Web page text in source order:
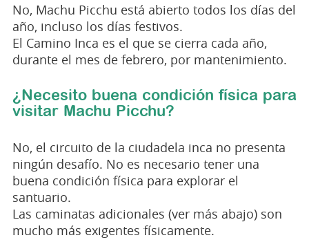
No, Machu Picchu está abierto todos los días del
año, incluso los días festivos.
El Camino Inca es el que se cierra cada año,
durante el mes de febrero, por mantenimiento.
¿Necesito buena condición física para
visitar Machu Picchu?
No, el circuito de la ciudadela inca no presenta
ningún desafío. No es necesario tener una
buena condición física para explorar el
santuario.
Las caminatas adicionales (ver más abajo) son
mucho más exigentes físicamente.